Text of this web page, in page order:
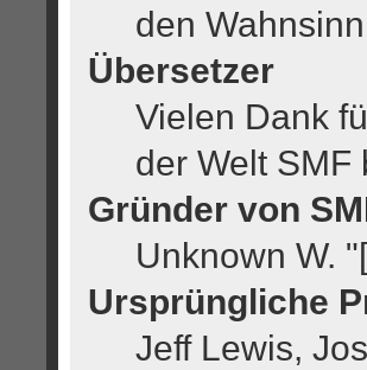
den
Übersetzer
Vielen Dank
der Welt SMF
Gründer von
Unknown W.
Ursprüngliche
Jeff Lewis,